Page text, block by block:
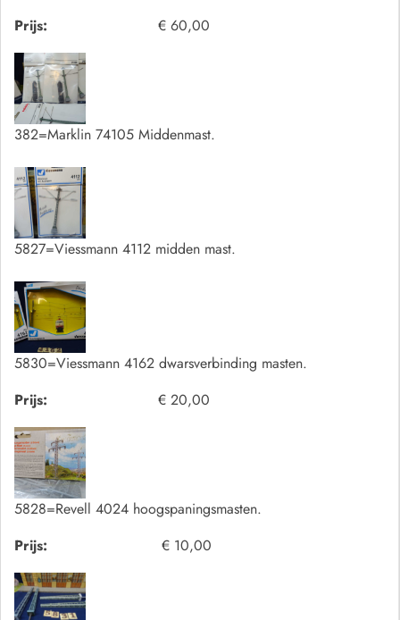
Prijs:
€ 60,00
382=Marklin 74105 Middenmast.
5827=Viessmann 4112 midden mast.
5830=Viessmann 4162 dwarsverbinding masten.
Prijs:
€ 20,00
5828=Revell 4024 hoogspaningsmasten.
Prijs:
€ 10,00